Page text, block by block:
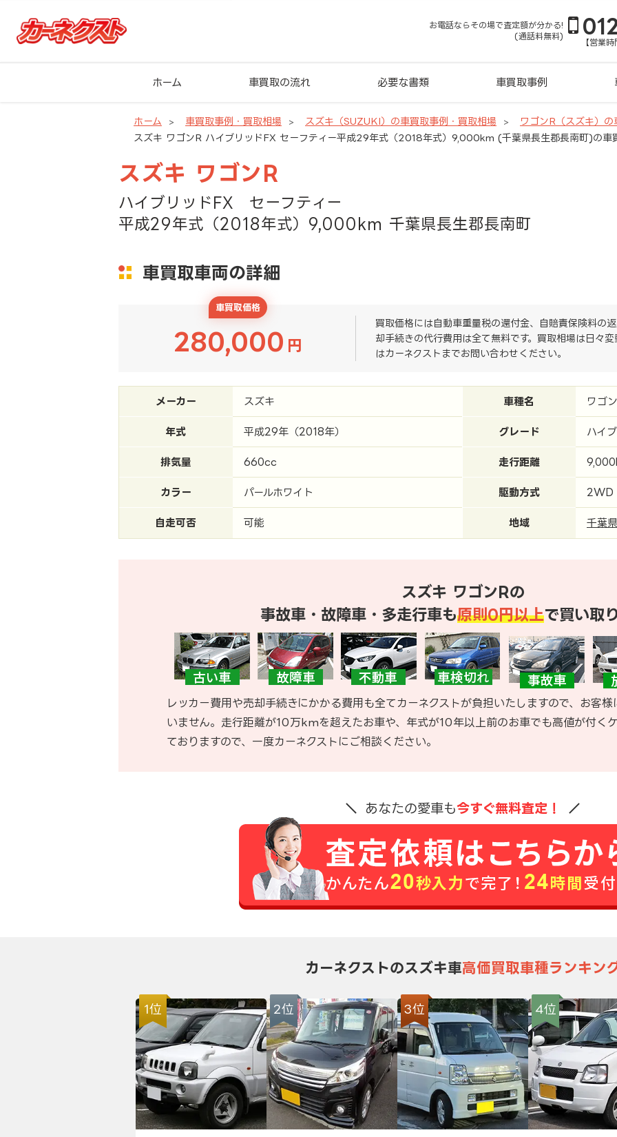
お電話ならその場で査定額が分かる!
(通話料無料)
【営業
ホーム 車買取の流れ 必要な書類 車買取事例
ホーム 車買取事例・買取相場 スズキ（SUZUKI）の車買取事例・買取相場
ワゴンR（スズキ）
スズキ ワゴンR ハイブリッドFX セーフティー平成29年式（2018年式）9,000km (千葉県長生郡長南町)の車
スズキ ワゴンR
ハイブリッドFX セーフティー
平成29年式（2018年式）9,000km 千葉県長生郡長南町
車買取車両の詳細
車買取価格
280,000 円
買取価格には自動車重量税の還付金、自賠責保険料の
却手続きの代行費用は全て無料です。買取相場は日々
はカーネクストまでお問い合わせください。
メーカー スズキ 車種名 ワゴ
年式 平成29年（2018年） グレード ハイ
排気量 660cc 走行距離
カラー パールホワイト 駆動方式 2WD
自走可否 可能 地域 千葉県
スズキ ワゴンRの
事故車・故障車・多走行車も原則0円以上で買い取
レッカー費用や売却手続きにかかる費用も全てカーネクストが負担いたしますので、お客
いません。走行距離が10万kmを超えたお車や、年式が10年以上前のお車でも高値が付く
ておりますので、一度カーネクストにご相談ください。
あなたの愛車も今すぐ無料査定！
カーネクストのスズキ車高価買取車種ランキン
1位 2位 3位 4位